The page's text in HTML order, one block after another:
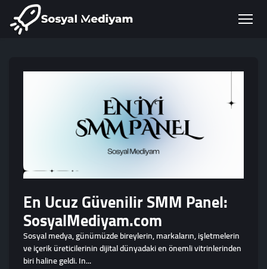
En Ucuz Güvenilir SMM Panel:
SosyalMediyam.com
Sosyal medya, günümüzde bireylerin, markaların, işletmelerin
ve içerik üreticilerinin dijital dünyadaki en önemli vitrinlerinden
biri haline geldi. In...